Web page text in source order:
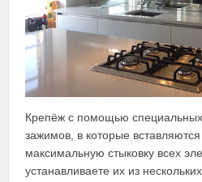
Крепёж с помощью
зажимов, в которые
максимальную стыковку всех
устанавливаете их из нескольких